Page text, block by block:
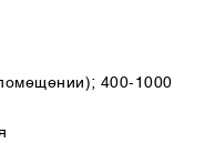
400-1000